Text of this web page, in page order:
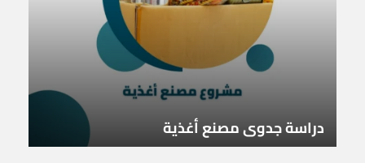
دراسة جدوى مصنع أغذية